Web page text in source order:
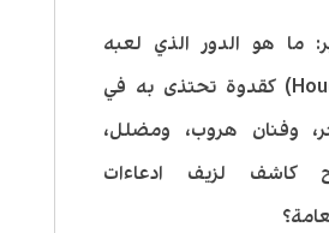
ما هو الدور الذي لعبه
هوديني (Houdini) كقدوة تحتذى به في
وفنان هروب، ومضلل،
كاشف لزيف ادعاءات